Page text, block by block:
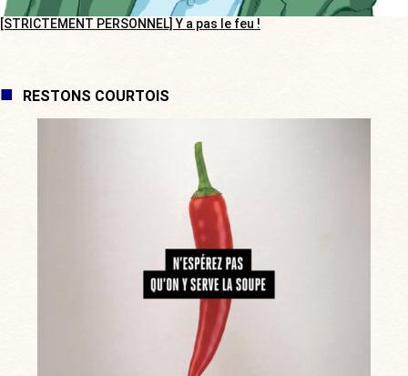
[STRICTEMENT PERSONNEL] Y a pas le feu !
RESTONS COURTOIS